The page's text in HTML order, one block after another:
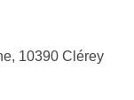
10390 Clérey